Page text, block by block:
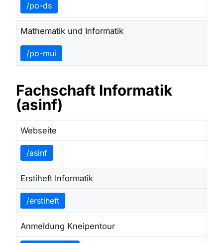
/po-ds
Mathematik und Informatik
/po-mui
Fachschaft Informatik
(asinf)
Webseite
/asinf
Erstiheft Informatik
/erstiheft
Anmeldung Kneipentour